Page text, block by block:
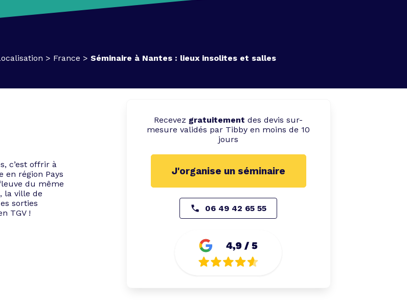
> France > Séminaire à Nantes : lieux insolites et salles
c’est offrir à
en région Pays
du même
la ville de
sorties
TGV !
Recevez gratuitement des devis sur-
mesure validés par Tibby en moins de 10
jours
J'organise un séminaire
06 49 42 65 55